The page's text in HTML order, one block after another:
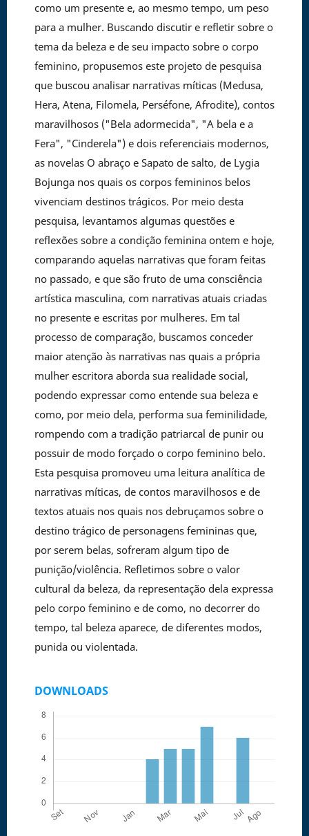
como um presente e, ao mesmo tempo, um peso
para a mulher. Buscando discutir e refletir sobre o
tema da beleza e de seu impacto sobre o corpo
feminino, propusemos este projeto de pesquisa
que buscou analisar narrativas míticas (Medusa,
Hera, Atena, Filomela, Perséfone, Afrodite), contos
maravilhosos ("Bela adormecida", "A bela e a
Fera", "Cinderela") e dois referenciais modernos,
as novelas O abraço e Sapato de salto, de Lygia
Bojunga nos quais os corpos femininos belos
vivenciam destinos trágicos. Por meio desta
pesquisa, levantamos algumas questões e
reflexões sobre a condição feminina ontem e hoje,
comparando aquelas narrativas que foram feitas
no passado, e que são fruto de uma consciência
artística masculina, com narrativas atuais criadas
no presente e escritas por mulheres. Em tal
processo de comparação, buscamos conceder
maior atenção às narrativas nas quais a própria
mulher escritora aborda sua realidade social,
podendo expressar como entende sua beleza e
como, por meio dela, performa sua feminilidade,
rompendo com a tradição patriarcal de punir ou
possuir de modo forçado o corpo feminino belo.
Esta pesquisa promoveu uma leitura analítica de
narrativas míticas, de contos maravilhosos e de
textos atuais nos quais nos debruçamos sobre o
destino trágico de personagens femininas que,
por serem belas, sofreram algum tipo de
punição/violência. Refletimos sobre o valor
cultural da beleza, da representação dela expressa
pelo corpo feminino e de como, no decorrer do
tempo, tal beleza aparece, de diferentes modos,
punida ou violentada.
DOWNLOADS